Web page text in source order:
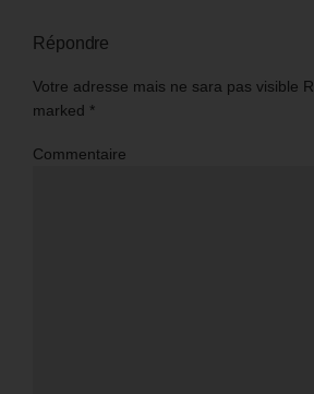
Répondre
Votre adresse mais ne sara pas visible
marked *
Commentaire